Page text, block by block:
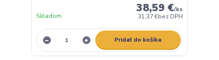
38,59 €/ks
31,37 €bez DPH
Skladom
Pridať do košíka